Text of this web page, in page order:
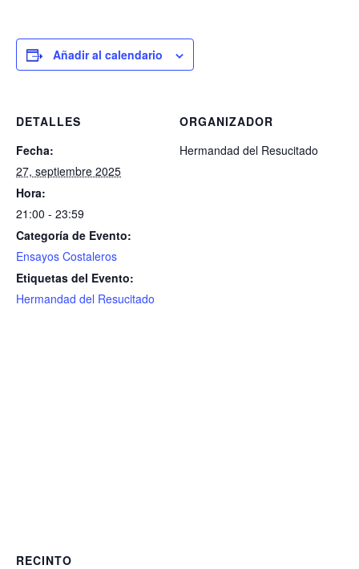
Añadir al calendario
DETALLES
Fecha:
27, septiembre 2025
Hora:
21:00 - 23:59
Categoría de Evento:
Ensayos Costaleros
Etiquetas del Evento:
Hermandad del Resucitado
ORGANIZADOR
Hermandad del Resucitado
RECINTO